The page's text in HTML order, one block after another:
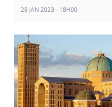
28 JAN 2023 - 18H00